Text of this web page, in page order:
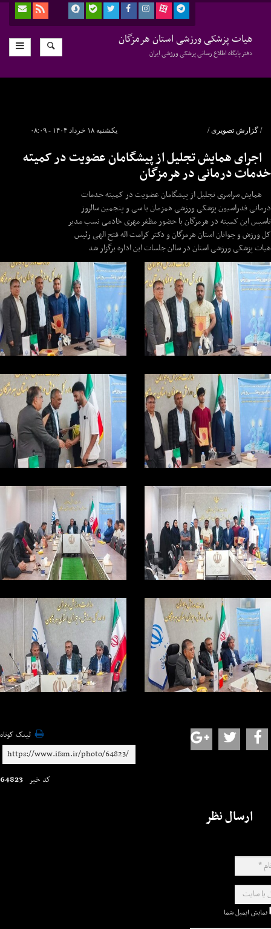
هیات پزشکی ورزشی استان هرمزگان
دفتر پایگاه اطلاع رسانی پزشکی ورزشی ایران
یکشنبه ۱۸ خرداد ۱۴۰۴ - ۰۸:۰۹ / گزارش تصویری /
اجرای همایش تجلیل از پیشگامان عضویت در کمیته
خدمات درمانی در هرمزگان
همایش سراسری تجلیل از پیشگامان عضویت در کمیته خدمات
درمانی فدراسیون پزشکی ورزشی همزمان با سی و پنجمین سالروز
تاسیس این کمیته در هرمزگان با حضور مظفر مهری خادمی نسب مدیر
کل ورزش و جوانان استان هرمزگان و دکتر کرامت اله فتح الهی رئیس
هیات پزشکی ورزشی استان در سالن جلسات این اداره برگزار شد
لینک کوتاه
کد خبر 64823
ارسال نظر
نمایش ایمیل شما